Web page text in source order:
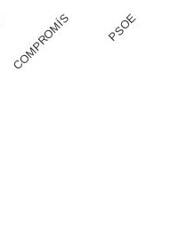
COMPROMÍS PSOE